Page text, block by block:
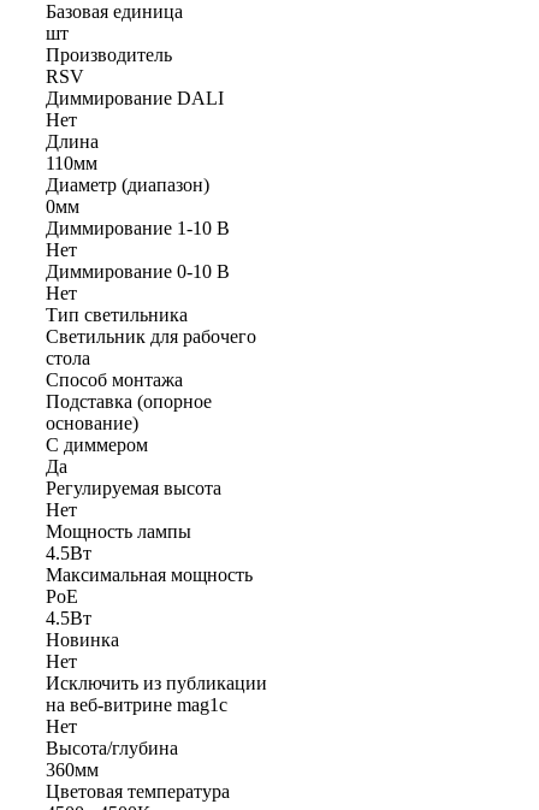
Базовая единица
шт
Производитель
RSV
Диммирование DALI
Нет
Длина
110мм
Диаметр (диапазон)
0мм
Диммирование 1-10 В
Нет
Диммирование 0-10 В
Нет
Тип светильника
Светильник для рабочего
стола
Способ монтажа
Подставка (опорное
основание)
С диммером
Да
Регулируемая высота
Нет
Мощность лампы
4.5Вт
Максимальная мощность
PoE
4.5Вт
Новинка
Нет
Исключить из публикации
на веб-витрине mag1c
Нет
Высота/глубина
360мм
Цветовая температура